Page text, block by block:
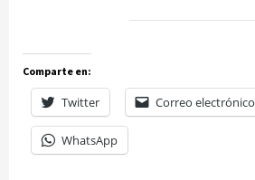
Comparte en:
Twitter Correo electrónico
WhatsApp